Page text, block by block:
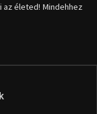
életed! Mindehhez